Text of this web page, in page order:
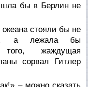
бы в Берлин не
стояли бы не
а лежала бы
жаждущая
сорвал Гитлер